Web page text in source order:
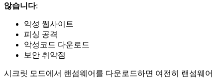
않습니다:
악성 웹사이트
피싱 공격
악성코드 다운로드
보안 취약점
시크릿 모드에서 랜섬웨어를 다운로드하면 여전히 랜섬웨어